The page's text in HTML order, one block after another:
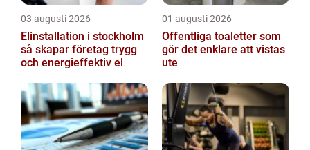
03 augusti 2026
Elinstallation i stockholm
så skapar företag trygg
och energieffektiv el
01 augusti 2026
Offentliga toaletter som
gör det enklare att vistas
ute